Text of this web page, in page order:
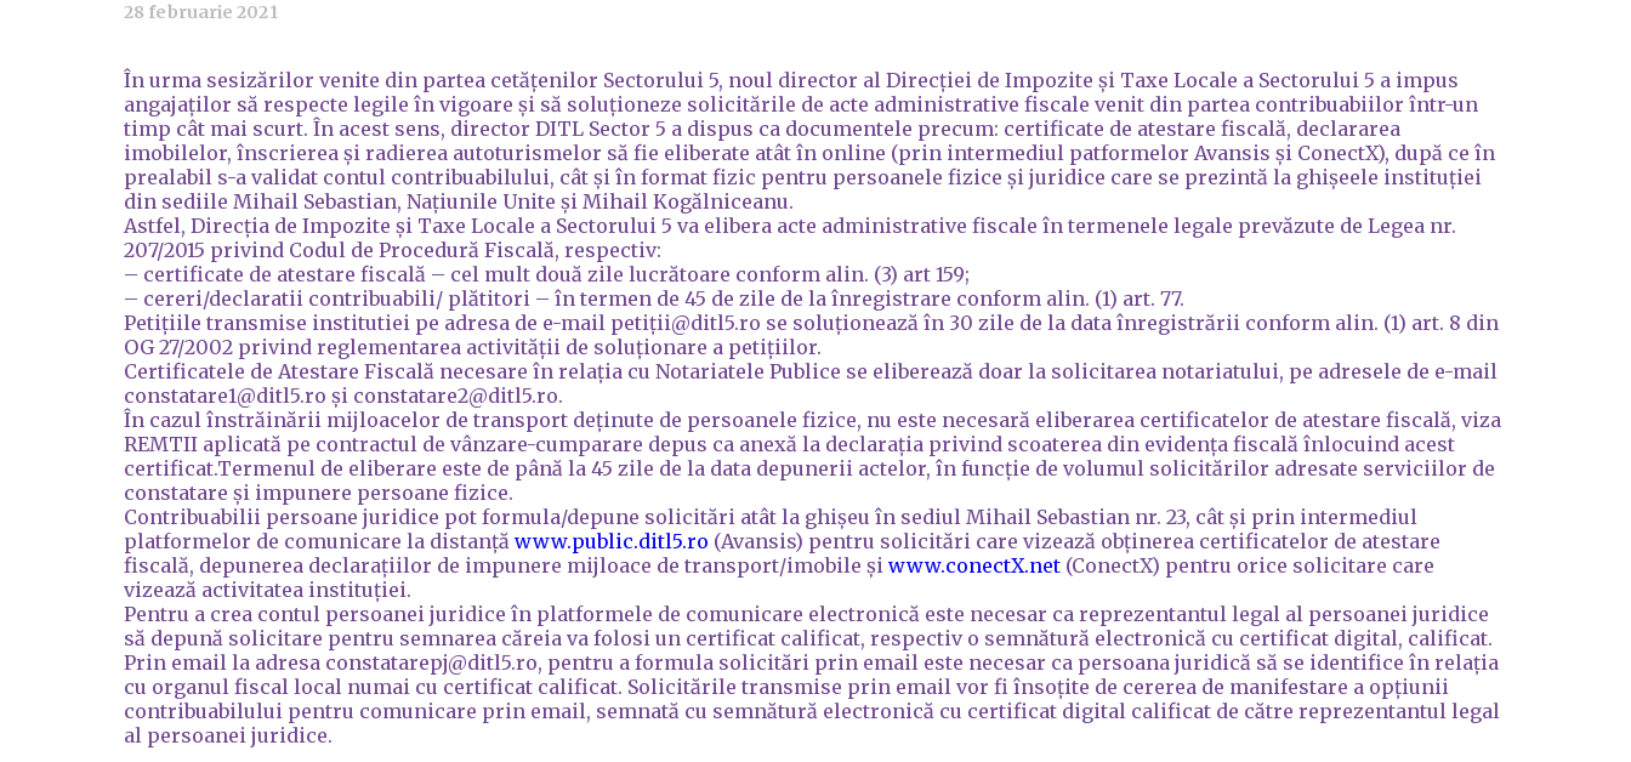
28 februarie 2021
În urma sesizărilor venite din partea cetățenilor Sectorului 5, noul director al Direcției de Impozite și Taxe Locale a Sectorului 5 a impus
angajaților să respecte legile în vigoare și să soluționeze solicitările de acte administrative fiscale venit din partea contribuabiilor într-un
timp cât mai scurt. În acest sens, director DITL Sector 5 a dispus ca documentele precum: certificate de atestare fiscală, declararea
imobilelor, înscrierea și radierea autoturismelor să fie eliberate atât în online (prin intermediul patformelor Avansis și ConectX), după ce în
prealabil s-a validat contul contribuabilului, cât și în format fizic pentru persoanele fizice și juridice care se prezintă la ghișeele instituției
din sediile Mihail Sebastian, Națiunile Unite și Mihail Kogălniceanu.
Astfel, Direcția de Impozite și Taxe Locale a Sectorului 5 va elibera acte administrative fiscale în termenele legale prevăzute de Legea nr.
207/2015 privind Codul de Procedură Fiscală, respectiv:
– certificate de atestare fiscală – cel mult două zile lucrătoare conform alin. (3) art 159;
– cereri/declaratii contribuabili/ plătitori – în termen de 45 de zile de la înregistrare conform alin. (1) art. 77.
Petițiile transmise institutiei pe adresa de e-mail petiții@ditl5.ro se soluționează în 30 zile de la data înregistrării conform alin. (1) art. 8 din
OG 27/2002 privind reglementarea activității de soluționare a petițiilor.
Certificatele de Atestare Fiscală necesare în relația cu Notariatele Publice se eliberează doar la solicitarea notariatului, pe adresele de e-mail
constatare1@ditl5.ro și constatare2@ditl5.ro.
​În cazul înstrăinării mijloacelor de transport deținute de persoanele fizice, nu este necesară eliberarea certificatelor de atestare fiscală, viza
REMTII aplicată pe contractul de vânzare-cumparare depus ca anexă la declarația privind scoaterea din evidența fiscală înlocuind acest
certificat.Termenul de eliberare este de până la 45 zile de la data depunerii actelor, în funcție de volumul solicitărilor adresate serviciilor de
constatare și impunere persoane fizice.
Contribuabilii persoane juridice pot formula/depune solicitări atât la ghișeu în sediul Mihail Sebastian nr. 23, cât și prin intermediul
platformelor de comunicare la distanță www.public.ditl5.ro (Avansis) pentru solicitări care vizează obținerea certificatelor de atestare
fiscală, depunerea declarațiilor de impunere mijloace de transport/imobile și www.conectX.net (ConectX) pentru orice solicitare care
vizează activitatea instituției.
Pentru a crea contul persoanei juridice în platformele de comunicare electronică este necesar ca reprezentantul legal al persoanei juridice
să depună solicitare pentru semnarea căreia va folosi un certificat calificat, respectiv o semnătură electronică cu certificat digital, calificat.
Prin email la adresa constatarepj@ditl5.ro, pentru a formula solicitări prin email este necesar ca persoana juridică să se identifice în relația
cu organul fiscal local numai cu certificat calificat. Solicitările transmise prin email vor fi însoțite de cererea de manifestare a opțiunii
contribuabilului pentru comunicare prin email, semnată cu semnătură electronică cu certificat digital calificat de către reprezentantul legal
al persoanei juridice.